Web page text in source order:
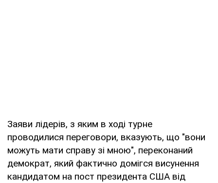
Заяви лідерів, з яким в ході турне
проводилися переговори, вказують, що "вони
можуть мати справу зі мною", переконаний
демократ, який фактично домігся висунення
кандидатом на пост президента США від